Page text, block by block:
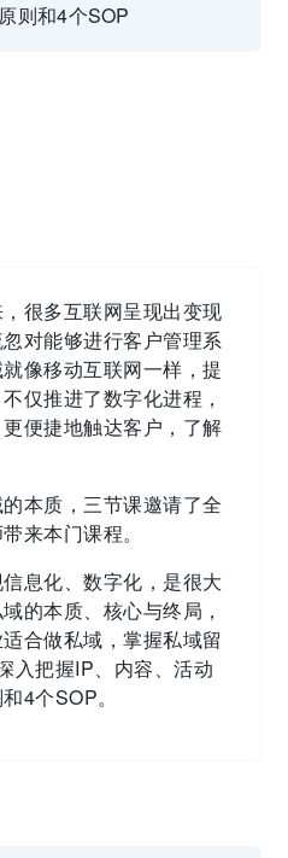
则和4个SOP
很多互联网呈现出变现
对能够进行客户管理系
像移动互联网一样，提
仅推进了数字化进程，
便捷地触达客户，了解
本质，三节课邀请了全
来本门课程。
息化、数字化，是很大
的本质、核心与终局，
合做私域，掌握私域留
入把握IP、内容、活动
4个SOP。